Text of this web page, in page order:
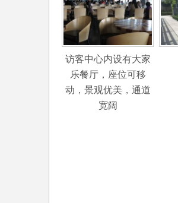
访客中心内设有大家
乐餐厅，座位可移
动，景观优美，通道
宽阔